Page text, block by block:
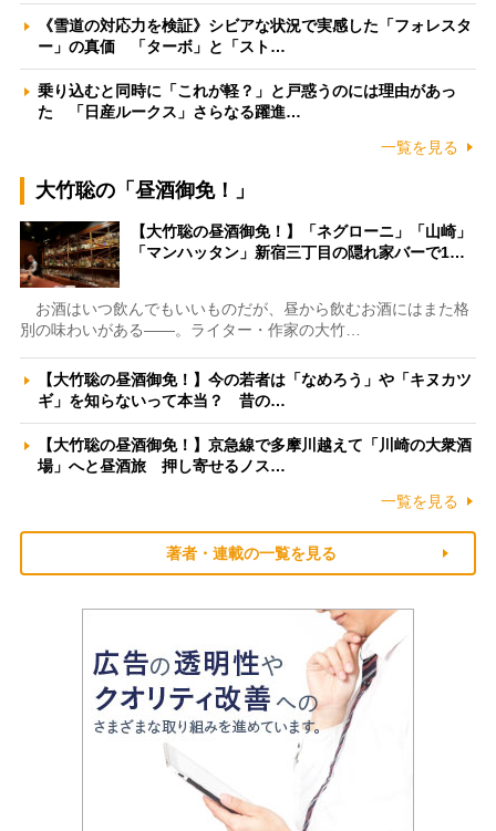
《雪道の対応力を検証》シビアな状況で実感した「フォレスタ
ー」の真価 「ターボ」と「スト…
乗り込むと同時に「これが軽？」と戸惑うのには理由があっ
た 「日産ルークス」さらなる躍進…
一覧を見る
大竹聡の「昼酒御免！」
【大竹聡の昼酒御免！】「ネグローニ」「山崎」
「マンハッタン」新宿三丁目の隠れ家バーで1…
お酒はいつ飲んでもいいものだが、昼から飲むお酒にはまた格
別の味わいがある――。ライター・作家の大竹…
【大竹聡の昼酒御免！】今の若者は「なめろう」や「キヌカツ
ギ」を知らないって本当？ 昔の…
【大竹聡の昼酒御免！】京急線で多摩川越えて「川崎の大衆酒
場」へと昼酒旅 押し寄せるノス…
一覧を見る
著者・連載の一覧を見る